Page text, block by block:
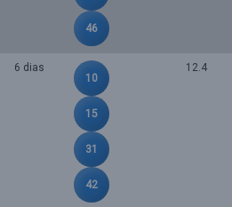
46
6 dias
10
15
31
42
12.4